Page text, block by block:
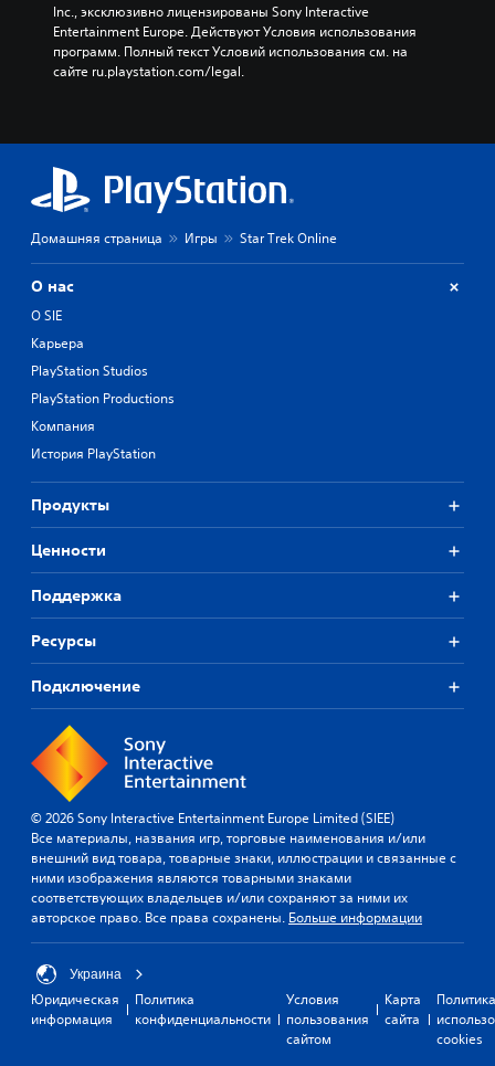
Inc., эксклюзивно лицензированы Sony Interactive
Entertainment Europe. Действуют Условия использования
программ. Полный текст Условий использования см. на
сайте ru.playstation.com/legal.
Домашняя страница Игры Star Trek Online
О нас
О SIE
Карьера
PlayStation Studios
PlayStation Productions
Компания
История PlayStation
Продукты
Ценности
Поддержка
Ресурсы
Подключение
© 2026 Sony Interactive Entertainment Europe Limited (SIEE)
Все материалы, названия игр, торговые наименования и/или
внешний вид товара, товарные знаки, иллюстрации и связанные с
ними изображения являются товарными знаками
соответствующих владельцев и/или сохраняют за ними их
авторское право. Все права сохранены. Больше информации
Украина
Юридическая
информация
Политика
конфиденциальности
Условия
пользования
сайтом
Карта
сайта
Политика
cookies